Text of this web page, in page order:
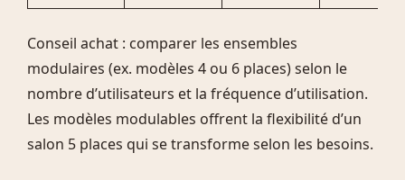
Conseil achat : comparer les ensembles
modulaires (ex. modèles 4 ou 6 places) selon le
nombre d’utilisateurs et la fréquence d’utilisation.
Les modèles modulables offrent la flexibilité d’un
salon 5 places qui se transforme selon les besoins.